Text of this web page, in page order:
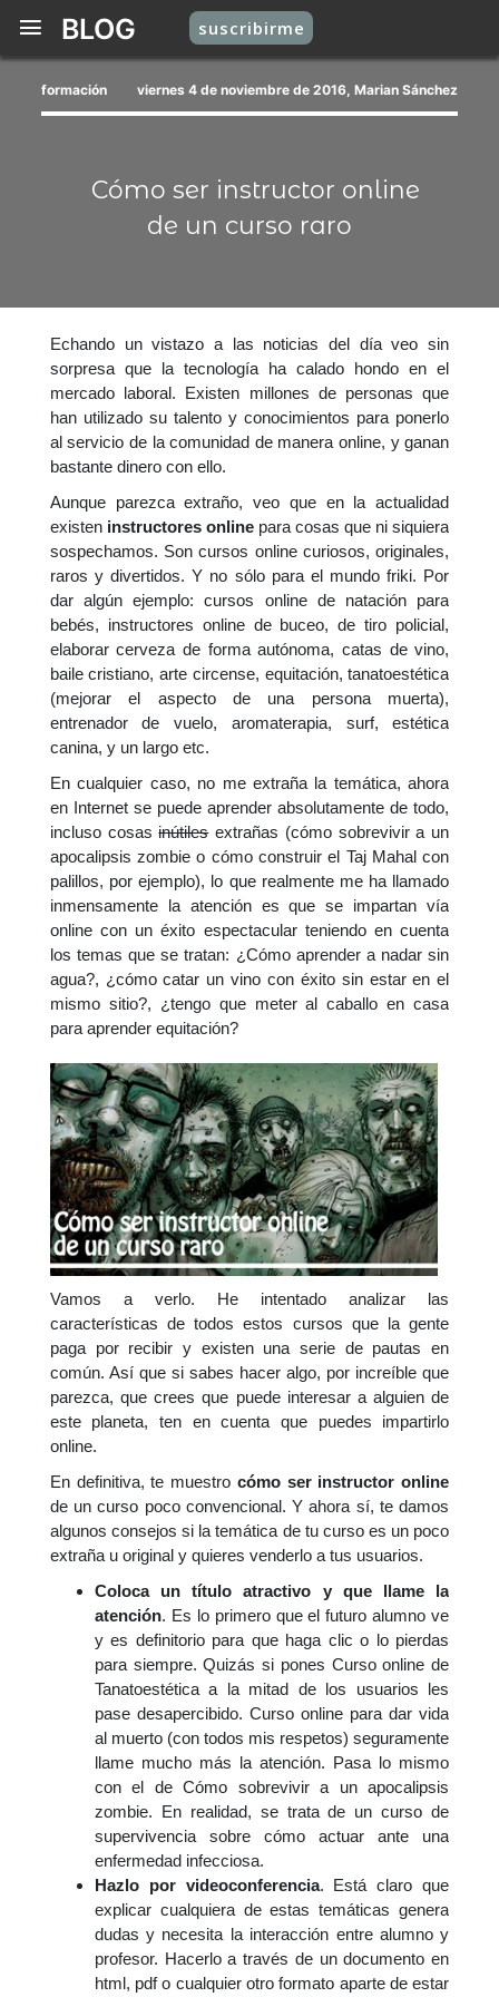
BLOG suscribirme
formación viernes 4 de noviembre de 2016, Marian Sánchez
Cómo ser instructor online
de un curso raro
Echando un vistazo a las noticias del día veo sin
sorpresa que la tecnología ha calado hondo en el
mercado laboral. Existen millones de personas que
han utilizado su talento y conocimientos para ponerlo
al servicio de la comunidad de manera online, y ganan
bastante dinero con ello.
Aunque parezca extraño, veo que en la actualidad
existen instructores onlinepara cosas que ni siquiera
sospechamos. Son cursos online curiosos, originales,
raros y divertidos. Y no sólo para el mundo friki. Por
dar algún ejemplo: cursos online de natación para
bebés, instructores online de buceo, de tiro policial,
elaborar cerveza de forma autónoma, catas de vino,
baile cristiano, arte circense, equitación, tanatoestética
(mejorar el aspecto de una persona muerta),
entrenador de vuelo, aromaterapia, surf, estética
canina, y un largo etc.
En cualquier caso, no me extraña la temática, ahora
en Internet se puede aprender absolutamente de todo,
incluso cosasinútilesextrañas (cómo sobrevivir a un
apocalipsis zombie o cómo construir el Taj Mahal con
palillos, por ejemplo), lo que realmente me ha llamado
inmensamente la atención es que se impartan vía
online con un éxito espectacular teniendo en cuenta
los temas que se tratan: ¿Cómo aprender a nadar sin
agua?, ¿cómo catar un vino con éxito sin estar en el
mismo sitio?, ¿tengo que meter al caballo en casa
para aprender equitación?
Vamos a verlo. He intentado analizar las
características de todos estos cursos que la gente
paga por recibir y existen una serie de pautas en
común. Así que si sabes hacer algo, por increíble que
parezca, que crees que puede interesar a alguien de
este planeta, ten en cuenta que puedes impartirlo
online.
En definitiva, te muestro cómo ser instructor online
de un curso poco convencional. Y ahora sí, te damos
algunos consejos si la temática de tu curso es un poco
extraña u original y quieres venderlo a tus usuarios.
Coloca un título atractivo y que llame la
atención. Es lo primero que el futuro alumno ve
y es definitorio para que haga clic o lo pierdas
para siempre. Quizás si pones Curso online de
Tanatoestética a la mitad de los usuarios les
pase desapercibido. Curso online para dar vida
al muerto (con todos mis respetos) seguramente
llame mucho más la atención. Pasa lo mismo
con el de Cómo sobrevivir a un apocalipsis
zombie. En realidad, se trata de un curso de
supervivencia sobre cómo actuar ante una
enfermedad infecciosa.
Hazlo por videoconferencia. Está claro que
explicar cualquiera de estas temáticas genera
dudas y necesita la interacción entre alumno y
profesor. Hacerlo a través de un documento en
html, pdf o cualquier otro formato aparte de estar